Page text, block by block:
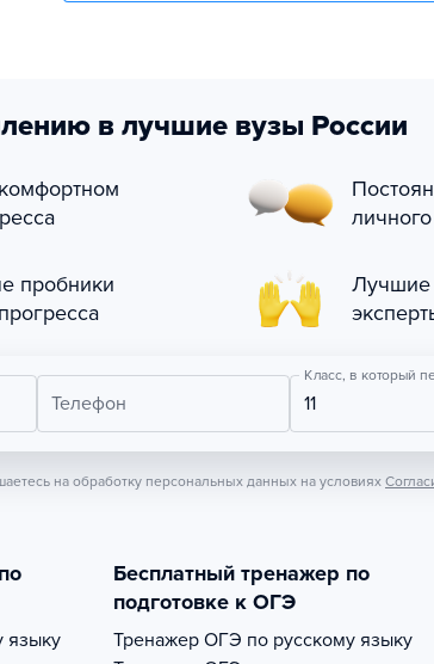
в лучшие вузы России
пробники
Лучшие
Телефон
Класс, в который
11
на обработку персональных данных на условиях
языку
Бесплатный тренажер по
подготовке к ОГЭ
Тренажер ОГЭ по русскому языку